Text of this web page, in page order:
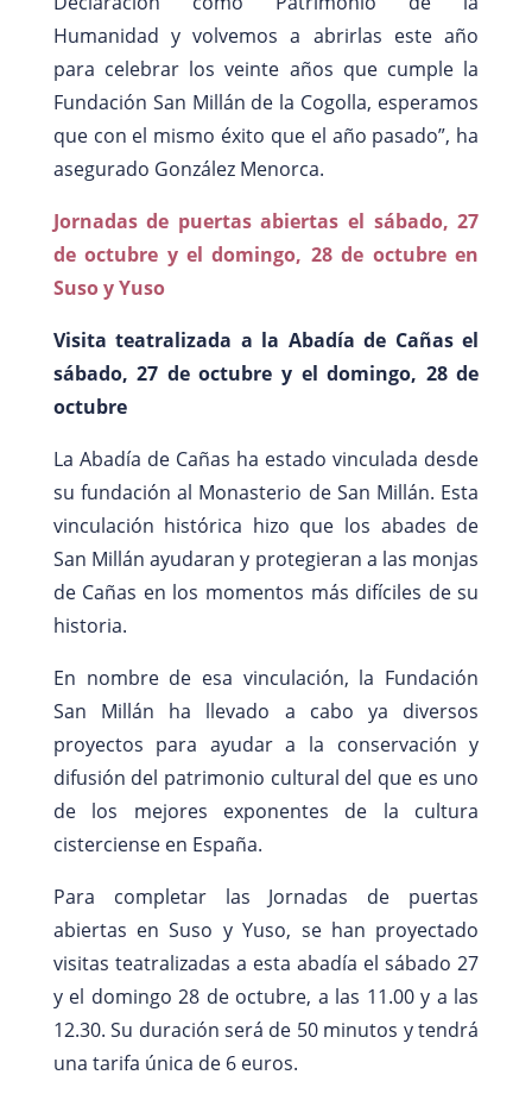
Humanidad y volvemos a abrirlas este año
para celebrar los veinte años que cumple la
Fundación San Millán de la Cogolla, esperamos
que con el mismo éxito que el año pasado”, ha
asegurado González Menorca.
Jornadas de puertas abiertas el sábado, 27
de octubre y el domingo, 28 de octubre en
Suso y Yuso
Visita teatralizada a la Abadía de Cañas el
sábado, 27 de octubre y el domingo, 28 de
octubre
La Abadía de Cañas ha estado vinculada desde
su fundación al Monasterio de San Millán. Esta
vinculación histórica hizo que los abades de
San Millán ayudaran y protegieran a las monjas
de Cañas en los momentos más difíciles de su
historia.
En nombre de esa vinculación, la Fundación
San Millán ha llevado a cabo ya diversos
proyectos para ayudar a la conservación y
difusión del patrimonio cultural del que es uno
de los mejores exponentes de la cultura
cisterciense en España.
Para completar las Jornadas de puertas
abiertas en Suso y Yuso, se han proyectado
visitas teatralizadas a esta abadía el sábado 27
y el domingo 28 de octubre, a las 11.00 y a las
12.30. Su duración será de 50 minutos y tendrá
una tarifa única de 6 euros.